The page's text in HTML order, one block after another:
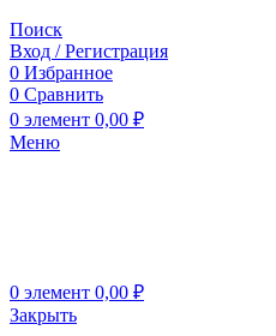
Поиск
Вход / Регистрация
0 Избранное
0 Сравнить
0 элемент 0,00 ₽
Меню
0 элемент 0,00 ₽
Закрыть